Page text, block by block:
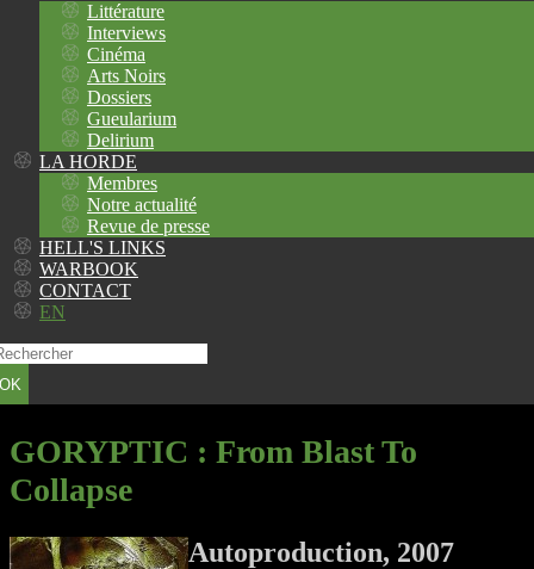
Littérature
Interviews
Cinéma
Arts Noirs
Dossiers
Gueularium
Delirium
LA HORDE
Membres
Notre actualité
Revue de presse
HELL'S LINKS
WARBOOK
CONTACT
EN
OK
GORYPTIC : From Blast To
Collapse
Autoproduction, 2007